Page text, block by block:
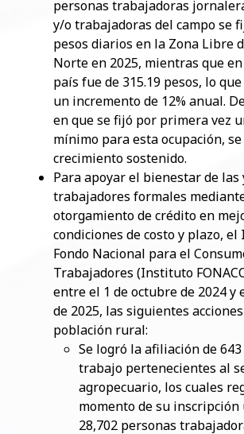
personas trabajadoras
y/o trabajadoras del campo se
pesos diarios en la Zona Libre
Norte en 2025, mientras que
país fue de 315.19 pesos, lo
un incremento de 12% anual.
en que se fijó por primera vez
mínimo para esta ocupación,
crecimiento sostenido.
Para apoyar el bienestar de las
trabajadores formales
otorgamiento de crédito en
condiciones de costo y plazo,
Fondo Nacional para el
Trabajadores (Instituto
entre el 1 de octubre de 2024 y
de 2025, las siguientes
población rural:
Se logró la afiliación de
trabajo pertenecientes al
agropecuario, los cuales
momento de su
28,702 personas